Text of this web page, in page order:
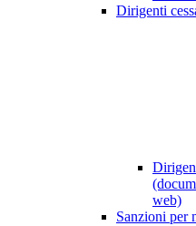
Dirigenti
web)
Sanzioni per